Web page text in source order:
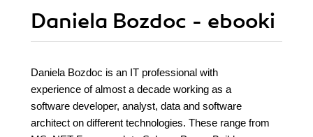
Daniela Bozdoc - ebooki
Daniela Bozdoc is an IT professional with
experience of almost a decade working as a
software developer, analyst, data and software
architect on different technologies. These range from